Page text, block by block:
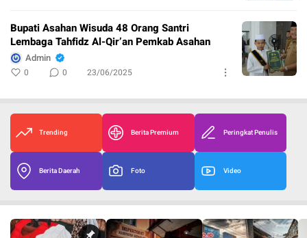
Bupati Asahan Wisuda 48 Orang Santri
Lembaga Tahfidz Al-Qir’an Pemkab Asahan
Admin
0 0 23/06/2025
Trending Berita Premium Peringkat Penulis
Berita Daerah Foto Video